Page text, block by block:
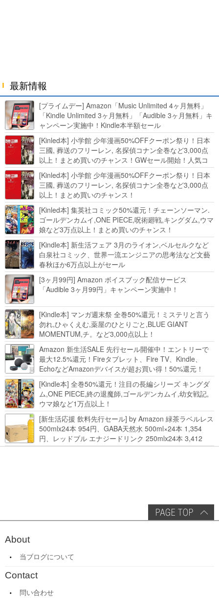
最新情報
[プライムデー] Amazon「Music Unlimited 4ヶ月無料」
「Kindle Unlimited 3ヶ月無料」「Audible 3ヶ月無料」キ
ャンペーン実施中！Kindle本半額セール
HUNTER×HUNTERなど集英社、無職転生,幼女戦記など
KADOKAWA、キャプテン翼100円セールも！
[Kinled本] 小学館 少年漫画50%OFFクーポン祭り！日本
三國, 葬送のフリーレン, 名探偵コナン全巻など3,000点
以上！まとめ買いのチャンス！GWセール開始！人気コ
ミック多数 カドカワ祭やIT関連本がセールに！
[Kinled本] 小学館 少年漫画50%OFFクーポン祭り！日本
三國, 葬送のフリーレン, 名探偵コナン全巻など3,000点
以上！まとめ買いのチャンス！
[Kinled本] 集英社コミック50%還元！チェーンソーマン.
ゴールデンカムイ,ONE PIECE,呪術廻戦,キングダム,ウマ
娘など3万点以上！まとめ買いのチャンス！
[Kindle本] 新生活フェア 3月のライオン,ベルセルクなど
白泉社コミック、世界一流エンジニアの思考法など文藝
春秋ほか6万点以上がセール
[3ヶ月99円] Amazon ボイスブック配信サービス
「Audible 3ヶ月99円」キャンペーン実施中！
[Kindle本] マンガ週末祭 全巻50%還元！ミステリと言う
勿れ,ひゃくえむ,薬屋のひとりごと,BLUE GIANT
MOMENTUM,チ。など3,000点以上！
Amazon 新生活SALE 先行セール開催中！エントリーで
最大12.5%還元！Fireタブレット、Fire TV、Kindle、
EchoなどAmazonデバイスが超お買い得！50%還元！
Kindle本 新生活フェアなど！
[Kindle本] 全巻50%還元！注目の長編シリーズ キングダ
ム,ONE PIECE,終の退魔師,ゴールデンカムイ,幼女戦記,
ウマ娘など1万点以上！
[新生活応援 飲料先行セール] by Amazon 緑茶ラベルレス
500mlx24本 954円、GABA天然水 500ml×24本 1,354
円、レッドブル エナジードリンク 250mlx24本 3,412
円、い･ろ･は･す 2L×8本 846円など飲料セール
About
当ブログについて
Contact
問い合わせ